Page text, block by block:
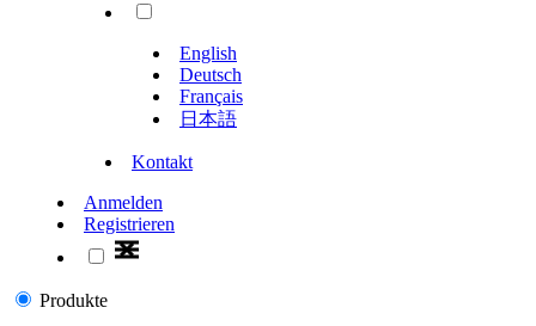
English
Deutsch
Français
日本語
Kontakt
Anmelden
Registrieren
Produkte